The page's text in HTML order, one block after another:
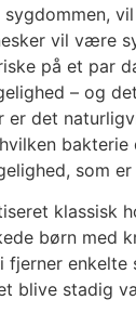
vil være
på et par
– og
er det
bakterie
som
klassisk
børn med
fjerner enkelte
blive stadig